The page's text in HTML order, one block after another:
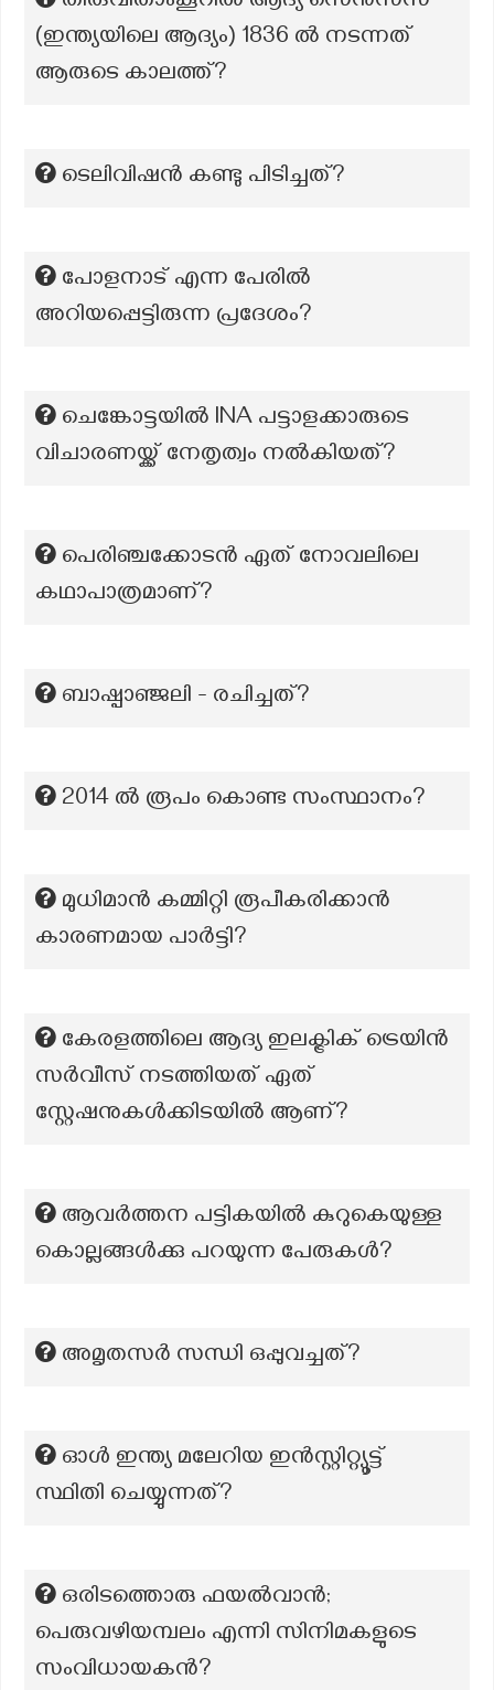
(ഇന്ത്യയിലെ ആദ്യം) 1836 ൽ നടന്നത്
ആരുടെ കാലത്ത്?
ടെലിവിഷൻ കണ്ടു പിടിച്ചത്?
പോളനാട് എന്ന പേരിൽ
അറിയപ്പെട്ടിരുന്ന പ്രദേശം?
ചെങ്കോട്ടയിൽ lNA പട്ടാളക്കാരുടെ
വിചാരണയ്ക്ക് നേതൃത്വം നൽകിയത്?
പെരിഞ്ചക്കോടന്‍ ഏത് നോവലിലെ
കഥാപാത്രമാണ്?
ബാഷ്പാഞ്ജലി - രചിച്ചത്?
2014 ൽ രൂപം കൊണ്ട സംസ്ഥാനം?
മുധിമാൻ കമ്മിറ്റി രൂപീകരിക്കാൻ
കാരണമായ പാർട്ടി?
കേരളത്തിലെ ആദ്യ ഇലക്ട്രിക് ട്രെയിൻ
സർവീസ് നടത്തിയത് ഏത്
സ്റ്റേഷനുകൾക്കിടയിൽ ആണ്?
ആവർത്തന പട്ടികയിൽ കുറുകെയുള്ള
കൊല്ലങ്ങൾക്കു പറയുന്ന പേരുകൾ?
അമൃതസർ സന്ധി ഒപ്പുവച്ചത്?
ഓൾ ഇന്ത്യ മലേറിയ ഇൻസ്റ്റിറ്റ്യൂട്ട്
സ്ഥിതി ചെയ്യുന്നത്?
ഒരിടത്തൊരു ഫയൽവാൻ;
പെരുവഴിയമ്പലം എന്നി സിനിമകളുടെ
സംവിധായകൻ?